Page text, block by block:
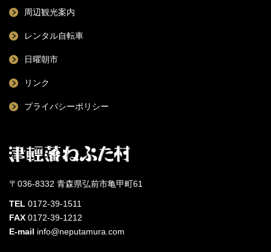
周辺観光案内
レンタル自転車
日曜朝市
リンク
プライバシーポリシー
〒036-8332 青森県弘前市亀甲町61
TEL 0172-39-1511
FAX 0172-39-1212
E-mail info@neputamura.com